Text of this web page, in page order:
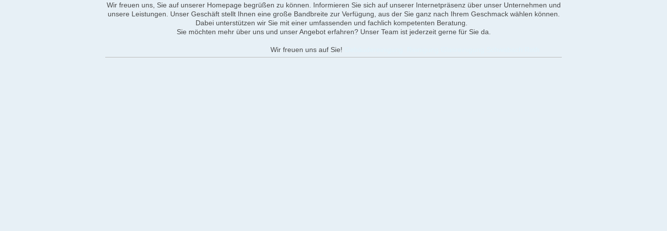
Wir freuen uns, Sie auf unserer Homepage begrüßen zu können. Informieren Sie sich auf unserer Internetpräsenz über unser Unternehmen und
unsere Leistungen. Unser Geschäft stellt Ihnen eine große Bandbreite zur Verfügung, aus der Sie ganz nach Ihrem Geschmack wählen können.
Dabei unterstützen wir Sie mit einer umfassenden und fachlich kompetenten Beratung.
Sie möchten mehr über uns und unser Angebot erfahren? Unser Team ist jederzeit gerne für Sie da.
Wir freuen uns auf Sie!